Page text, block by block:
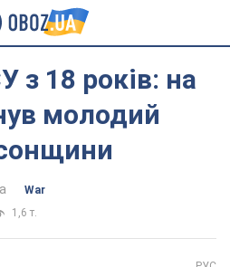
з 18 років: на
молодий
War
1,6 т.